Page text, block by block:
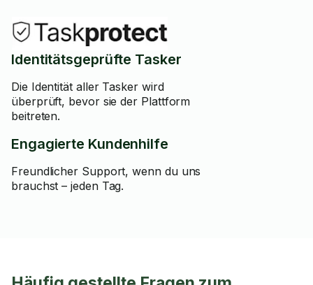
Identitätsgeprüfte Tasker
Die Identität aller Tasker wird
überprüft, bevor sie der Plattform
beitreten.
Engagierte Kundenhilfe
Freundlicher Support, wenn du uns
brauchst – jeden Tag.